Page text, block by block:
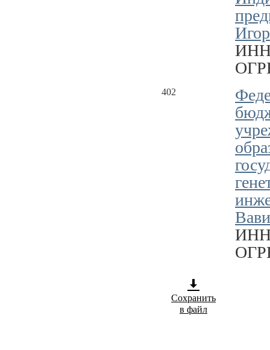
Сохранить
в файл
ИНН
402
ИНН